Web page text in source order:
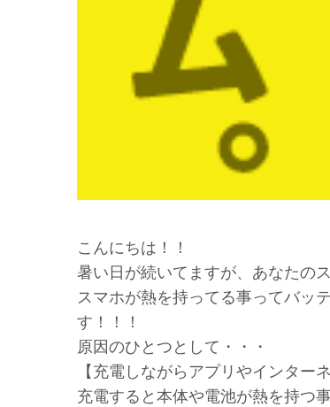
こんにちは！！
暑い日が続いてますが、あなたの
スマホが熱を持ってる事ってバッ
す！！！
原因のひとつとして・・・
【充電しながらアプリやインター
充電すると本体や電池が熱を持つ